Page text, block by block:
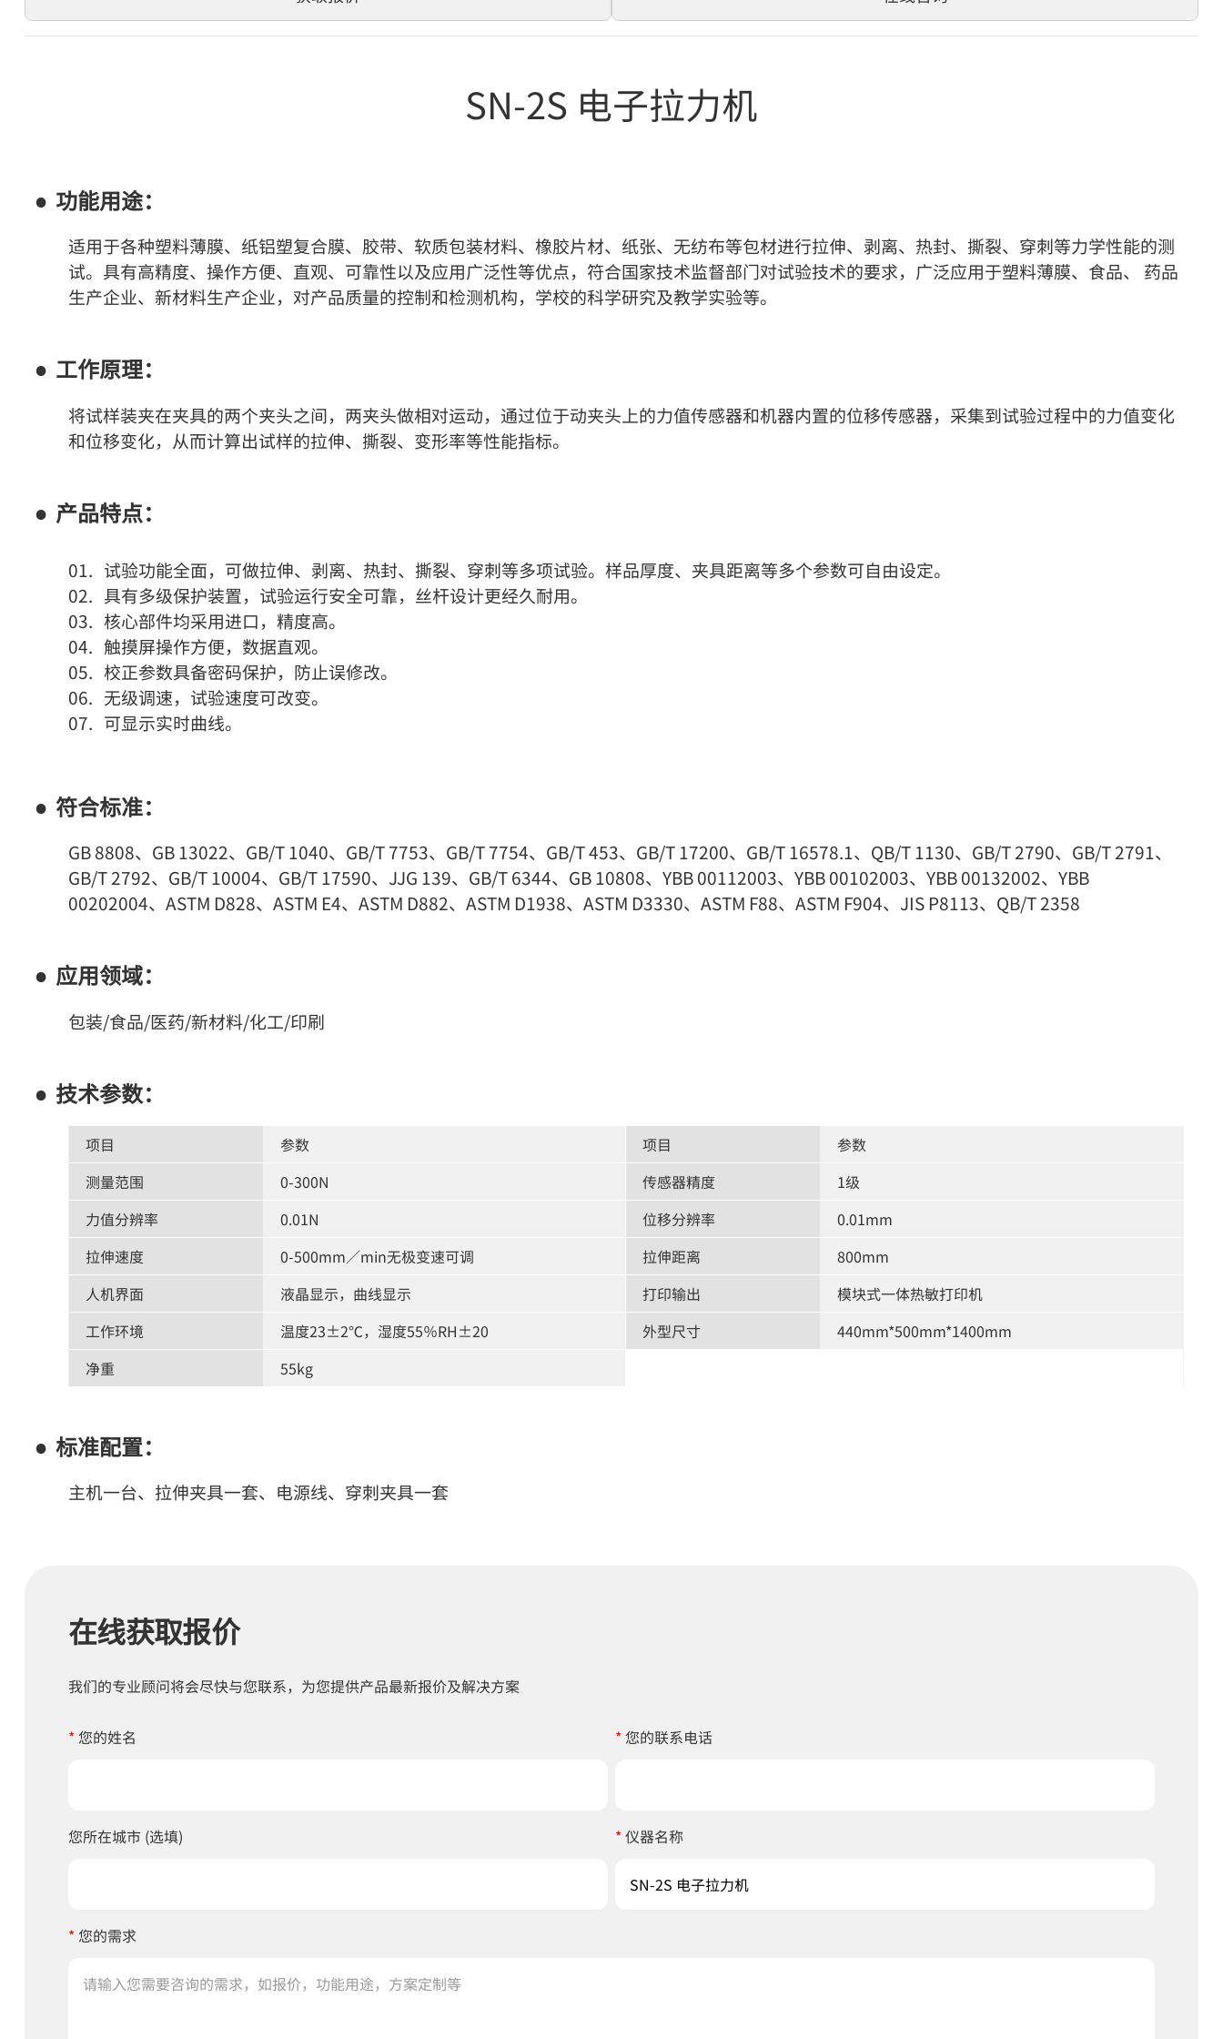
SN-2S 电子拉力机
功能用途：
适用于各种塑料薄膜、纸铝塑复合膜、胶带、软质包装材料、橡胶片材、纸张、无纺布等包材进行拉伸、剥离、热封、撕裂、穿刺等力学性能的测
试。具有高精度、操作方便、直观、可靠性以及应用广泛性等优点，符合国家技术监督部门对试验技术的要求，广泛应用于塑料薄膜、食品、 药品
生产企业、新材料生产企业，对产品质量的控制和检测机构，学校的科学研究及教学实验等。
工作原理：
将试样装夹在夹具的两个夹头之间，两夹头做相对运动，通过位于动夹头上的力值传感器和机器内置的位移传感器，采集到试验过程中的力值变化
和位移变化，从而计算出试样的拉伸、撕裂、变形率等性能指标。
产品特点：
试验功能全面，可做拉伸、剥离、热封、撕裂、穿刺等多项试验。样品厚度、夹具距离等多个参数可自由设定。
具有多级保护装置，试验运行安全可靠，丝杆设计更经久耐用。
核心部件均采用进口，精度高。
触摸屏操作方便，数据直观。
校正参数具备密码保护，防止误修改。
无级调速，试验速度可改变。
可显示实时曲线。
符合标准：
GB 8808、GB 13022、GB/T 1040、GB/T 7753、GB/T 7754、GB/T 453、GB/T 17200、GB/T 16578.1、QB/T 1130、GB/T 2790、GB/T 2791、
GB/T 2792、GB/T 10004、GB/T 17590、JJG 139、GB/T 6344、GB 10808、YBB 00112003、YBB 00102003、YBB 00132002、YBB
00202004、ASTM D828、ASTM E4、ASTM D882、ASTM D1938、ASTM D3330、ASTM F88、ASTM F904、JIS P8113、QB/T 2358
应用领域：
包装/食品/医药/新材料/化工/印刷
技术参数：
项目 参数 项目
参数
测量范围
0-300N 传感器精度
1级
力值分辨率
0.01N 位移分辨率
0.01mm
拉伸速度
0-500mm／min无极变速可调 拉伸距离
800mm
人机界面
液晶显示，曲线显示 打印输出
模块式一体热敏打印机
工作环境
温度23±2℃，湿度55％RH±20 外型尺寸
440mm*500mm*1400mm
净重
55kg
标准配置：
主机一台、拉伸夹具一套、电源线、穿刺夹具一套
在线获取报价
我们的专业顾问将会尽快与您联系，为您提供产品最新报价及解决方案
*您的姓名 *您的联系电话
您所在城市 (选填) *仪器名称
*您的需求